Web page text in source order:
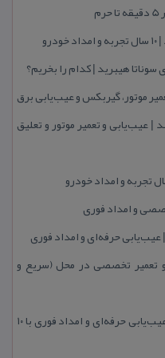
هیبرید | كدام را بخریم؟
عیب‌یابی و تعمیر موتور و تعلیق
و امداد فوری
حرفه‌ای و امداد فوری
تعمیر تخصصی در محل (سریع و
تعمیرگاه تخصصی كوییك در مشهد | عیب‌یابی حرفه‌ای و امداد فوری با ۱۰